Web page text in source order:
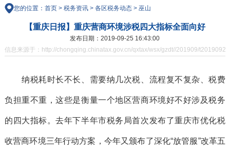
您的位置： 首页> 税务资讯> 各区税务动态> 巫山
【重庆日报】重庆营商环境涉税四大指标全面向好
发布日期：2019-09-25 16:43:00
信息来源于：http://chongqing.chinatax.gov.cn/qxtax/wsx/gzdt//201909/
纳税耗时长不长、需要纳几次税、流程复不复杂、税费
负担重不重，这些是衡量一个地区营商环境好不好涉及税务
的四大指标。去年下半年市税务局首次发布了重庆市优化税
收营商环境三年行动方案，今年又颁布了深化“放管服”改革五